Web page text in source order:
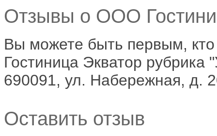
Отзывы о ООО
Вы можете быть первым,
Гостиница Экватор рубрика
690091, ул. Набережная, д.
Оставить отзыв